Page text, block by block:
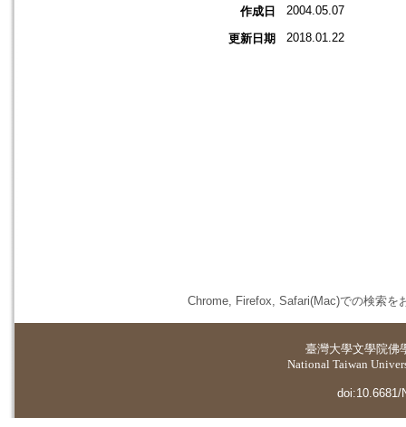
作成日 2004.05.07
更新日期 2018.01.22
Chrome, Firefox, Safari(Mac)での検索を
臺灣大學文學院佛
National Taiwan
doi:10.6681/